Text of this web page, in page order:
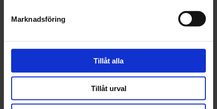
Marknadsföring
Tillåt alla
Tillåt urval
Beskrivning